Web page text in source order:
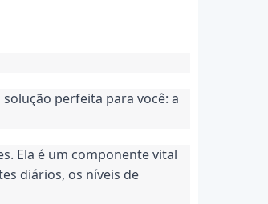
perfeita para você: a
Ela é um componente vital
diários, os níveis de